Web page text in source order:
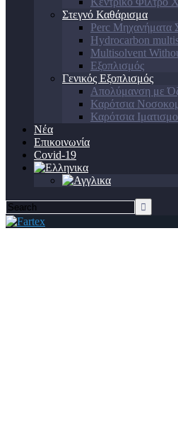
Στεγνό Καθάρισμα
Perc Μηχανήματα
Hydrocarbon
Multisolvent
Εξοπλισμός
Γενικός Εξοπλισμός
Απολύμανση με
Καρότσια
Καρότσια
Νέα
Επικοινωνία
Covid-19